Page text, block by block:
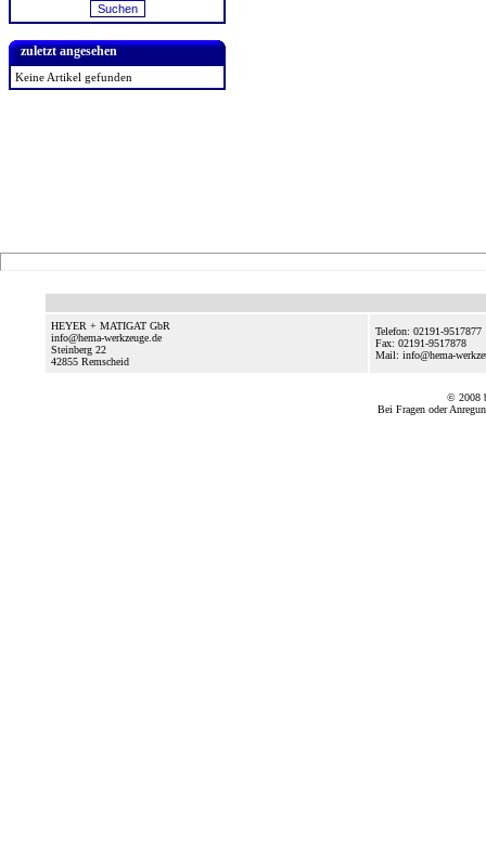
zuletzt angesehen
Keine Artikel gefunden
HEYER + MATIGAT GbR
info@hema-werkzeuge.de
Steinberg 22
42855 Remscheid
Telefon: 02191-9517877
Fax: 02191-9517878
Mail: info@hema-
© 2008
Bei Fragen oder